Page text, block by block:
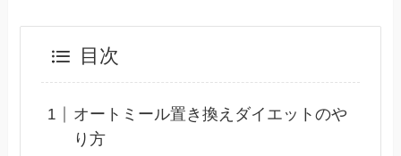
目次
オートミール置き換えダイエットのや
り方